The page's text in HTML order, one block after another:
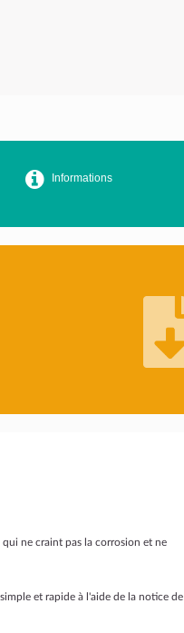
Informations
ne craint pas la corrosion et ne
et rapide à l'aide de la notice de